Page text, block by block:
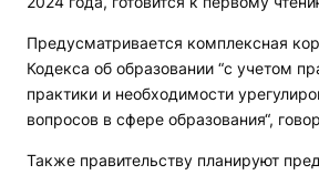
Предусматривается комплексная
Кодекса об образовании “с учетом
практики и необходимости
вопросов в сфере образования“,
Также правительству планируют